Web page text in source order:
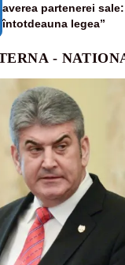
averea partenerei
întotdeauna legea”
-